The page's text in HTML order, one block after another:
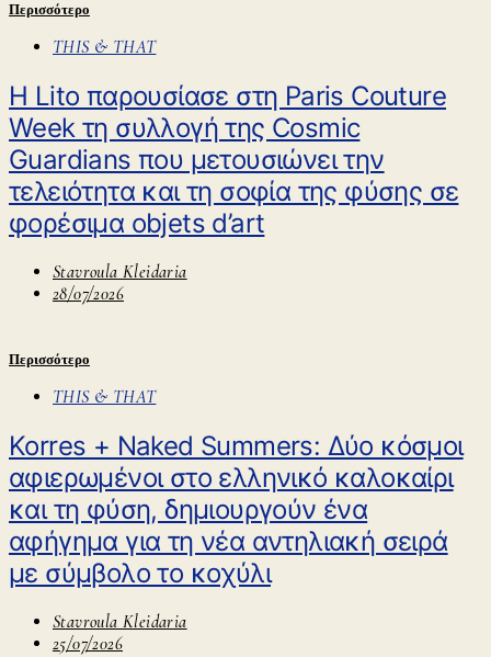
Περισσότερο
THIS & THAT
Η Lito παρουσίασε στη Paris Couture
Week τη συλλογή της Cosmic
Guardians που μετουσιώνει την
τελειότητα και τη σοφία της φύσης σε
φορέσιμα objets d’art
Stavroula Kleidaria
28/07/2026
Περισσότερο
THIS & THAT
Korres + Naked Summers: Δύο κόσμοι
αφιερωμένοι στο ελληνικό καλοκαίρι
και τη φύση, δημιουργούν ένα
αφήγημα για τη νέα αντηλιακή σειρά
με σύμβολο τo κοχύλι
Stavroula Kleidaria
25/07/2026